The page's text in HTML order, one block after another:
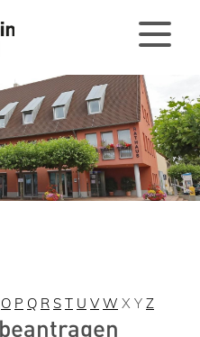
O P Q R S T U V W X Y Z